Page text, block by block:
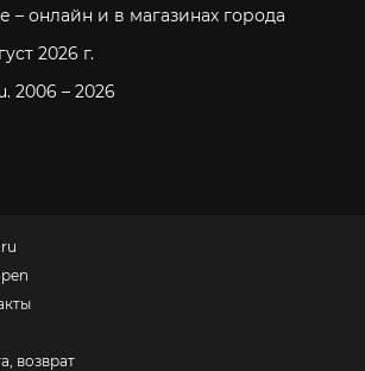
– онлайн и в магазинах города
2026 г.
2006 – 2026
возврат